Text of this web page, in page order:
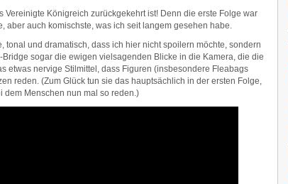
Vereinigte Königreich zurückgekehrt ist! Denn die erste Folge war
aber auch komischste, was ich seit langem gesehen habe.
tonal und dramatisch, dass ich hier nicht spoilern möchte, sondern
sogar die ewigen vielsagenden Blicke in die Kamera, die die
etwas nervige Stilmittel, dass Figuren (insbesondere Fleabags
reden. (Zum Glück tun sie das hauptsächlich in der ersten Folge,
dem Menschen nun mal so reden.)